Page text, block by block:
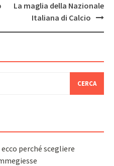
La maglia della Nazionale
Italiana di Calcio
perché scegliere